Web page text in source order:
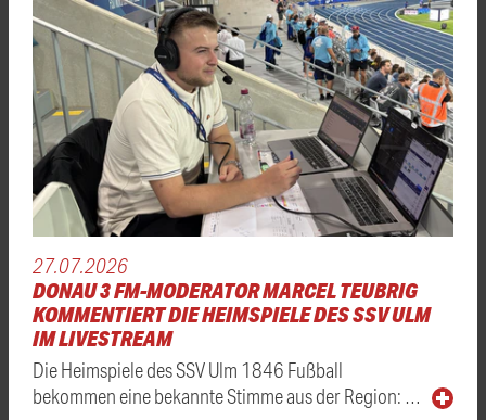
27.07.2026
DONAU 3 FM-MODERATOR MARCEL TEUBRIG
KOMMENTIERT DIE HEIMSPIELE DES SSV ULM
IM LIVESTREAM
Die Heimspiele des SSV Ulm 1846 Fußball
bekommen eine bekannte Stimme aus der Region: …